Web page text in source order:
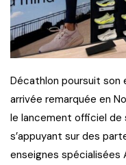
Décathlon poursuit son
arrivée remarquée en
le lancement officiel de
s’appuyant sur des
enseignes spécialisées